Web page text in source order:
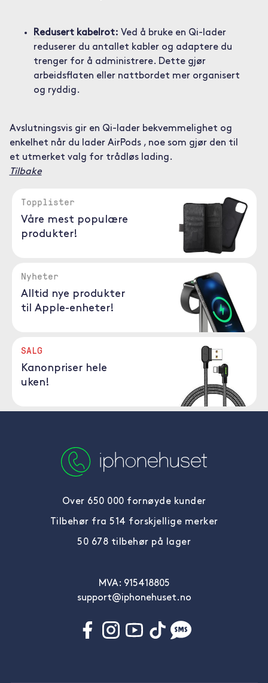
Redusert kabelrot: Ved å bruke en Qi-lader
reduserer du antallet kabler og adaptere du
trenger for å administrere. Dette gjør
arbeidsflaten eller nattbordet mer organisert
og ryddig.
Avslutningsvis gir en Qi-lader bekvemmelighet og
enkelhet når du lader AirPods , noe som gjør den til
et utmerket valg for trådløs lading.
Tilbake
Topplister
Våre mest populære
produkter!
Nyheter
Alltid nye produkter
til Apple-enheter!
SALG
Kanonpriser hele
uken!
Over 650 000 fornøyde kunder
Tilbehør fra 514 forskjellige merker
50 678 tilbehør på lager
MVA: 915418805
support@iphonehuset.no